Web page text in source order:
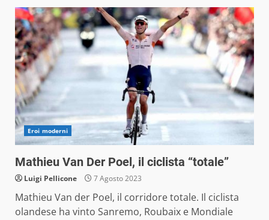
Eroi moderni
Mathieu Van Der Poel, il ciclista “totale”
Luigi Pellicone 7 Agosto 2023
Mathieu Van der Poel, il corridore totale. Il ciclista
olandese ha vinto Sanremo, Roubaix e Mondiale